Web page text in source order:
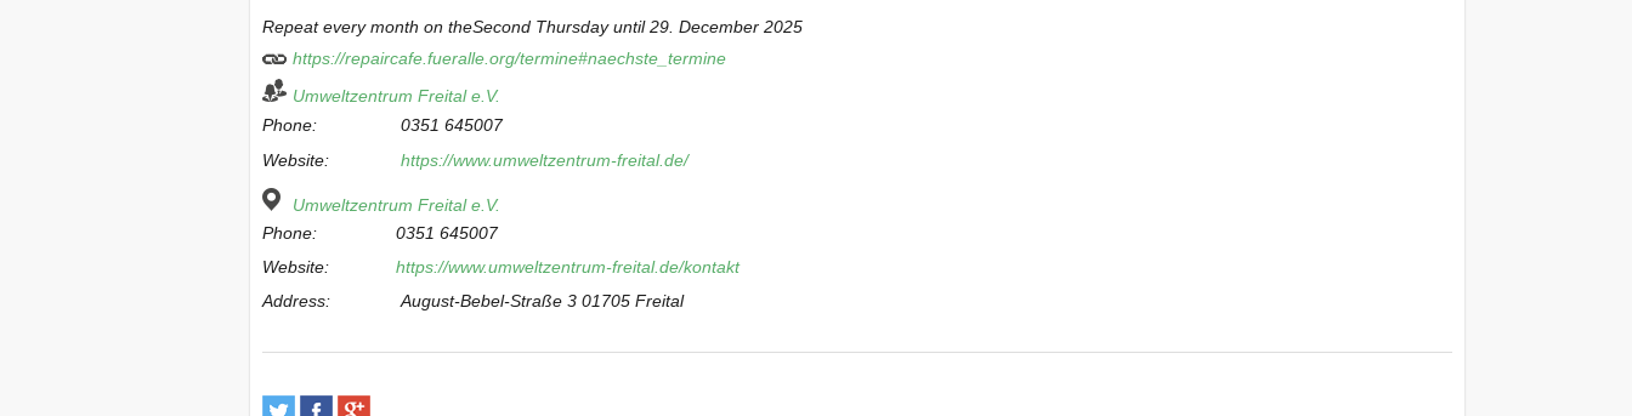
Repeat every month on theSecond Thursday until 29. December 2025
https://repaircafe.fueralle.org/termine#naechste_termine
Umweltzentrum Freital e.V.
Phone:
0351 645007
Website:
https://www.umweltzentrum-freital.de/
Umweltzentrum Freital e.V.
Phone:
0351 645007
Website:
https://www.umweltzentrum-freital.de/kontakt
Address:
August-Bebel-Straße 3 01705 Freital